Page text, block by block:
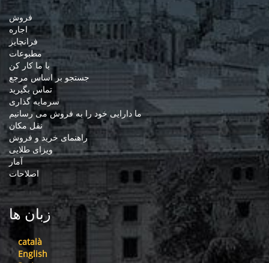
فروش
اجاره
فرانچایز
مطبوعات
با ما کار کن
جستجو بر اساس مرجع
تماس بگیرید
سرمایه گذاری
ما دارایی خود را به فروش می رسانیم
نقل مکان
راهنمای خرید و فروش
ویزای طلایی
آمار
اصلاحات
زبان ها
català
English